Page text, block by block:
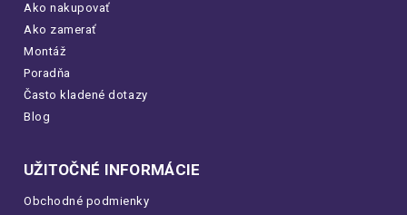
Ako nakupovať
Ako zamerať
Montáž
Poradňa
Často kladené dotazy
Blog
UŽITOČNÉ INFORMÁCIE
Obchodné podmienky